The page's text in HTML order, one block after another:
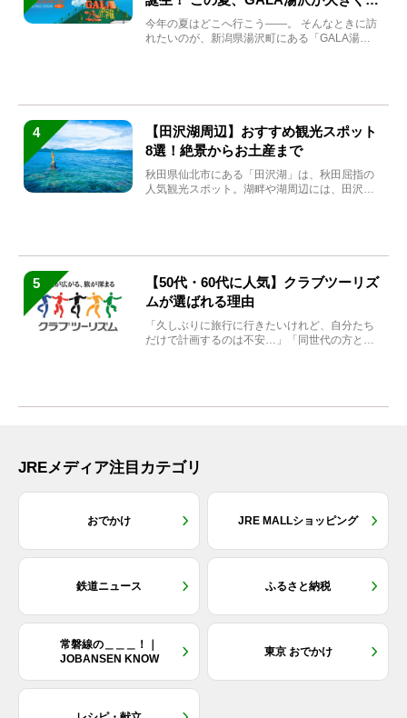
まれ変わる
今年の夏はどこへ行こう――。 そんなときに訪
れたいのが、新潟県湯沢町にある「GALA湯
4
【田沢湖周辺】おすすめ観光スポット
8選！絶景からお土産まで
秋田県仙北市にある「田沢湖」は、秋田屈指の
人気観光スポット。湖畔や湖周辺には、田沢湖
5
【50代・60代に人気】クラブツーリズ
ムが選ばれる理由
「久しぶりに旅行に行きたいけれど、自分たち
だけで計画するのは不安…」「同世代の方と気
JREメディア注目カテゴリ
おでかけ JRE MALLショッピング
鉄道ニュース ふるさと納税
常磐線の＿＿＿！｜
JOBANSEN KNOW
東京 おでかけ